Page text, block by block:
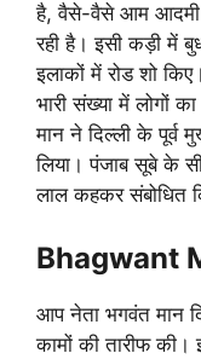
है, वैसे-वैसे आम आदमी
रही है। इसी कड़ी में
इलाकों में रोड शो
भारी संख्या में लोगों
मान ने दिल्ली के पूर्व
लिया। पंजाब सूबे के
लाल कहकर संबोधित
Bhagwant
आप नेता भगवंत मान
कामों की तारीफ की।